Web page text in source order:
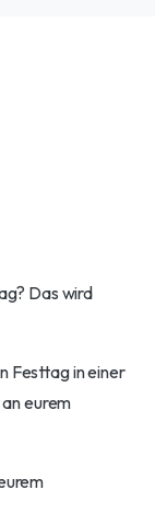
Das wird
Festtag in einer
eurem